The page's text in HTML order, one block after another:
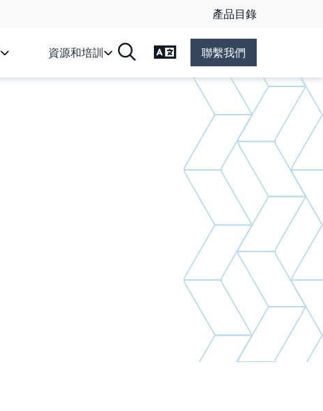
產品目錄
資源和培訓 變更語言聯繫我們